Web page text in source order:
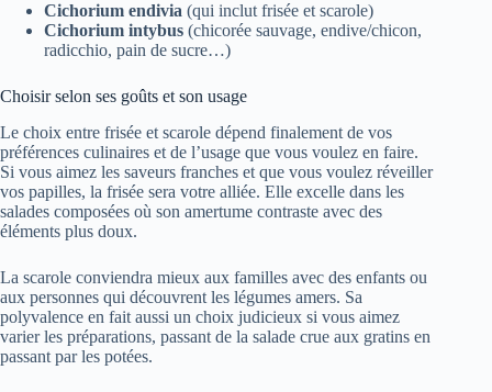
Cichorium endivia (qui inclut frisée et scarole)
Cichorium intybus (chicorée sauvage, endive/chicon,
radicchio, pain de sucre…)
Choisir selon ses goûts et son usage
Le choix entre frisée et scarole dépend finalement de vos
préférences culinaires et de l’usage que vous voulez en faire.
Si vous aimez les saveurs franches et que vous voulez réveiller
vos papilles, la frisée sera votre alliée. Elle excelle dans les
salades composées où son amertume contraste avec des
éléments plus doux.
La scarole conviendra mieux aux familles avec des enfants ou
aux personnes qui découvrent les légumes amers. Sa
polyvalence en fait aussi un choix judicieux si vous aimez
varier les préparations, passant de la salade crue aux gratins en
passant par les potées.